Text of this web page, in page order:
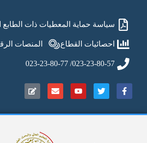
سياسة حماية المعطيات ذات
احصائيات القطاع المنصات
023-23-80-57/ 023-23-80-77